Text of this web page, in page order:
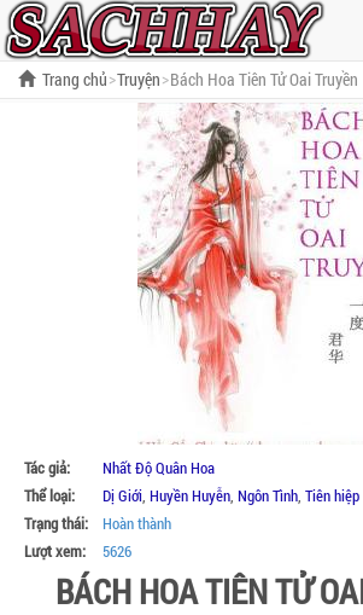
Trang chủ Truyện Bách Hoa Tiên Tử Oai Truyền
Tác giả:
Nhất Độ Quân Hoa
Thể loại:
Dị Giới, Huyền Huyễn, Ngôn Tình, Tiên hiệp
Trạng thái:
Hoàn thành
Lượt xem:
5626
BÁCH HOA TIÊN TỬ